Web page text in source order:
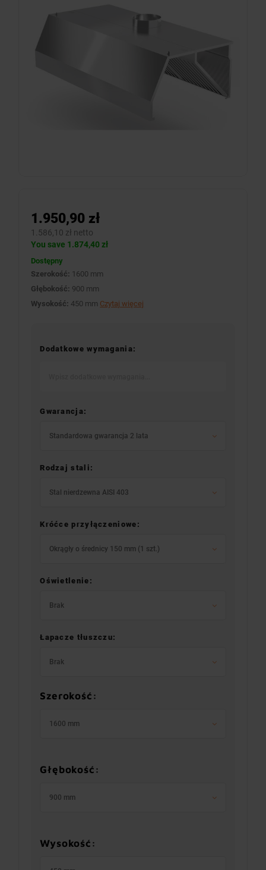
1.950,90 zł
1.586,10 zł netto
You save 1.874,40 zł
Dostępny
Szerokość: 1600 mm
Głębokość: 900 mm
Wysokość: 450 mm Czytaj więcej
Dodatkowe wymagania:
Gwarancja:
Standardowa gwarancja 2 lata
Rodzaj stali:
Stal nierdzewna AISI 403
Króćce przyłączeniowe:
Okrągły o średnicy 150 mm (1 szt.)
Oświetlenie:
Brak
Łapacze tłuszczu:
Brak
Szerokość:
1600 mm
Głębokość:
900 mm
Wysokość: